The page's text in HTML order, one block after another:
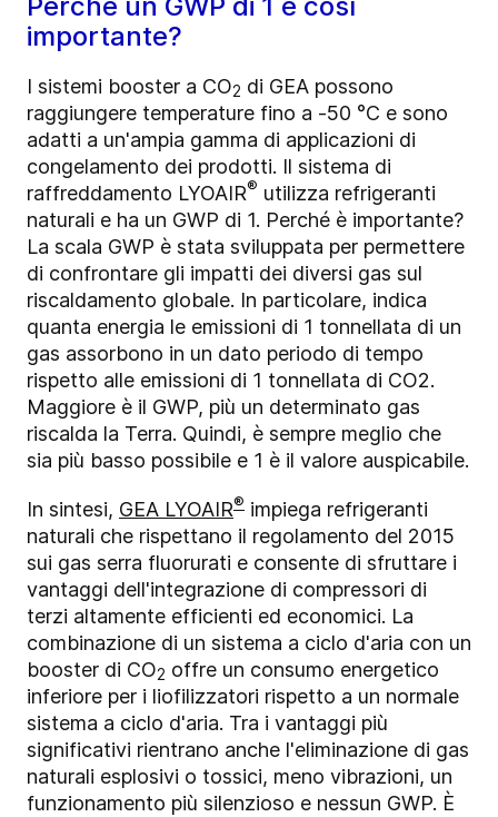
importante?
I sistemi booster a CO2 di GEA possono
raggiungere temperature fino a -50 °C e sono
adatti a un'ampia gamma di applicazioni di
congelamento dei prodotti. Il sistema di
raffreddamento LYOAIR® utilizza refrigeranti
naturali e ha un GWP di 1. Perché è importante?
La scala GWP è stata sviluppata per permettere
di confrontare gli impatti dei diversi gas sul
riscaldamento globale. In particolare, indica
quanta energia le emissioni di 1 tonnellata di un
gas assorbono in un dato periodo di tempo
rispetto alle emissioni di 1 tonnellata di CO2.
Maggiore è il GWP, più un determinato gas
riscalda la Terra. Quindi, è sempre meglio che
sia più basso possibile e 1 è il valore auspicabile.
In sintesi, GEA LYOAIR® impiega refrigeranti
naturali che rispettano il regolamento del 2015
sui gas serra fluorurati e consente di sfruttare i
vantaggi dell'integrazione di compressori di
terzi altamente efficienti ed economici. La
combinazione di un sistema a ciclo d'aria con un
booster di CO2 offre un consumo energetico
inferiore per i liofilizzatori rispetto a un normale
sistema a ciclo d'aria. Tra i vantaggi più
significativi rientrano anche l'eliminazione di gas
naturali esplosivi o tossici, meno vibrazioni, un
funzionamento più silenzioso e nessun GWP. È